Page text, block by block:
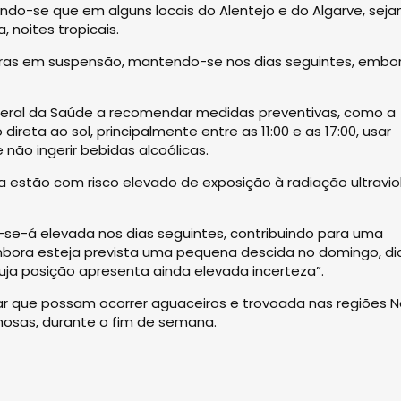
se que em alguns locais do Alentejo e do Algarve,
noites tropicais.
em suspensão, mantendo-se nos dias seguintes,
da Saúde a recomendar medidas preventivas, como a
ao sol, principalmente entre as 11:00 e as 17:00, usar
ingerir bebidas alcoólicas.
estão com risco elevado de exposição à radiação
á elevada nos dias seguintes, contribuindo para uma
esteja prevista uma pequena descida no domingo,
posição apresenta ainda elevada incerteza”.
que possam ocorrer aguaceiros e trovoada nas regiões
durante o fim de semana.